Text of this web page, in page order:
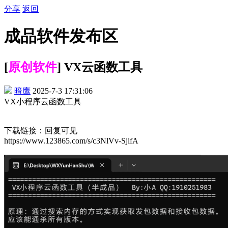
分享 返回
成品软件发布区
[原创软件] VX云函数工具
暗鹰 2025-7-3 17:31:06
VX小程序云函数工具
下载链接：回复可见
https://www.123865.com/s/c3NlVv-SjifA